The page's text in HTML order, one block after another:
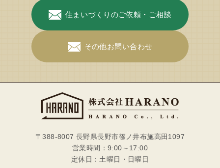
住まいづくりのご依頼・ご相談
その他お問い合わせ
〒388-8007 長野県長野市篠ノ井布施高田1097
営業時間：9:00～17:00
定休日：土曜日・日曜日